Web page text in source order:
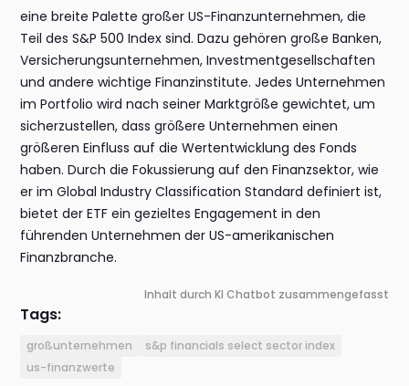
eine breite Palette großer US-Finanzunternehmen, die
Teil des S&P 500 Index sind. Dazu gehören große Banken,
Versicherungsunternehmen, Investmentgesellschaften
und andere wichtige Finanzinstitute. Jedes Unternehmen
im Portfolio wird nach seiner Marktgröße gewichtet, um
sicherzustellen, dass größere Unternehmen einen
größeren Einfluss auf die Wertentwicklung des Fonds
haben. Durch die Fokussierung auf den Finanzsektor, wie
er im Global Industry Classification Standard definiert ist,
bietet der ETF ein gezieltes Engagement in den
führenden Unternehmen der US-amerikanischen
Finanzbranche.
Inhalt durch KI Chatbot zusammengefasst
Tags:
großunternehmen
s&p financials select sector index
us-finanzwerte